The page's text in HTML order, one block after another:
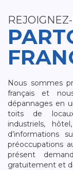
Nous sommes
français et
dépannages en
toits de
industriels,
d’informations
préoccupations
présent
gratuitement et